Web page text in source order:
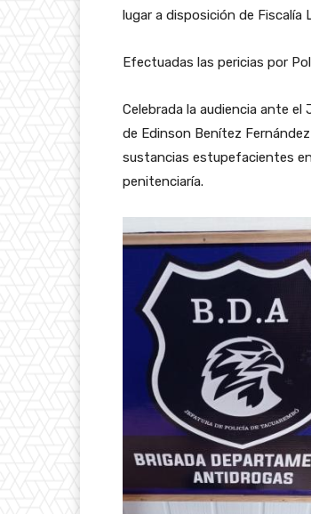
lugar a disposición de Fiscalía
Efectuadas las pericias por
Celebrada la audiencia ante
de Edinson Benítez
sustancias estupefacientes
penitenciaría.